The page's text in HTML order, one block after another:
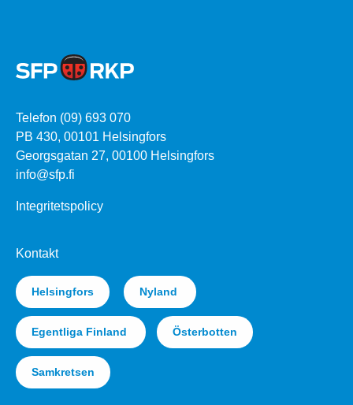
Telefon (09) 693 070
PB 430, 00101 Helsingfors
Georgsgatan 27, 00100 Helsingfors
info@sfp.fi
Integritetspolicy
Kontakt
Helsingfors Nyland
Egentliga Finland Österbotten
Samkretsen